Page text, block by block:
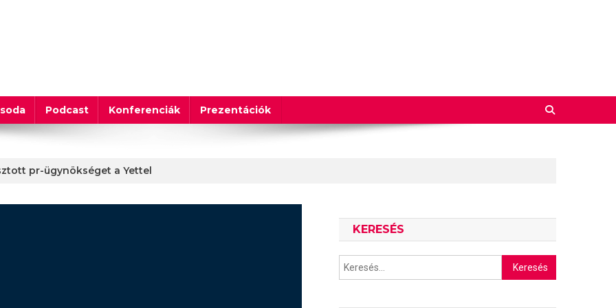
Podcast Konferenciák Prezentációk
pr-ügynökséget a Yettel
KERESÉS
Keresés: